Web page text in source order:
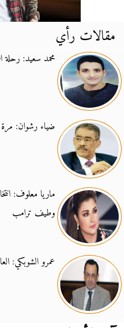
مقالات رأي
محمد سعيد: رحلة
ضياء رشوان:
ماريا معلوف:
وطيف ترامب
عمرو الشوبكي: